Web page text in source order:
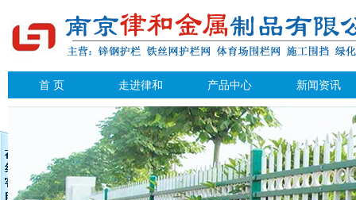
首 页 走进律和 产品中心 新闻资讯